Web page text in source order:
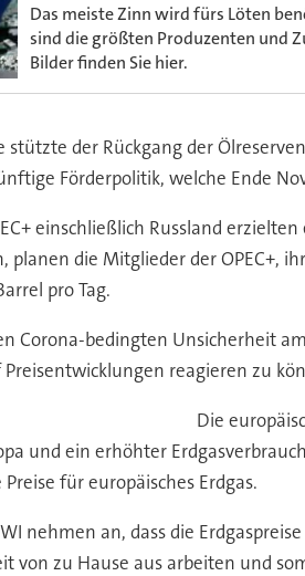
Das meiste Zinn wird fürs Löten
sind die größten Produzenten und
Bilder finden Sie hier.
stützte der Rückgang der
Förderpolitik, welche Ende
einschließlich Russland
planen die Mitglieder der OPEC+,
pro Tag.
Corona-bedingten Unsicherheit
reagieren zu
Die
und ein erhöhter
für europäisches Erdgas.
nehmen an, dass die
von zu Hause aus arbeiten und